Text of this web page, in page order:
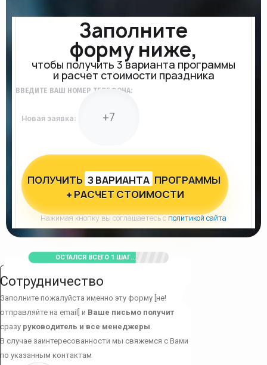
Заполните
форму ниже,
чтобы получить 3 варианта программы
и расчет стоимости праздника
ВВЕДИТЕ ВАШ НОМЕР ТЕЛЕФОНА:
Новая заявка:
ПОЛУЧИТЬ З ВАРИАНТА ПРОГРАММЫ
+ РАСЧЕТ СТОИМОСТИ
Нажимая кнопку вы соглашаетесь сполитикой сайта
ОСТАЛСЯ ВСЕГО 1 ШАГ...
Сотрудничество
Заполните пожалуйста именно эту форму [не!
отправляйте на email] и Ваше письмо получит
сразу руководитель и все менеджеры
В случае заинтересованности мы свяжемся с Вами
по указанным контактам